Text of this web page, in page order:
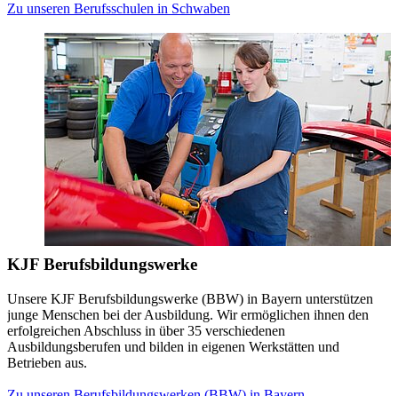
Zu unseren Berufsschulen in Schwaben
KJF Berufsbildungswerke
Unsere KJF Berufsbildungswerke (BBW) in Bayern unterstützen
junge Menschen bei der Ausbildung. Wir ermöglichen ihnen den
erfolgreichen Abschluss in über 35 verschiedenen
Ausbildungsberufen und bilden in eigenen Werkstätten und
Betrieben aus.